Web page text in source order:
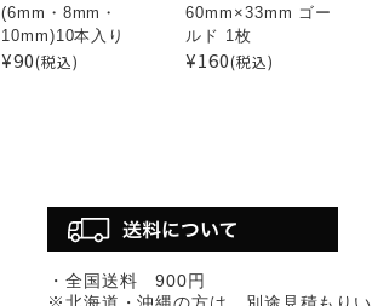
(6mm・8mm・
10mm)10本入り
¥90(税込)
60mm×33mm ゴー
ルド 1枚
¥160(税込)
・全国送料 900円